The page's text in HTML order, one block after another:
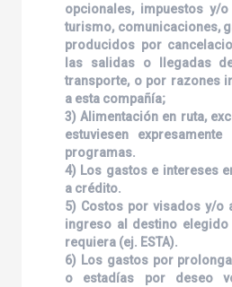
opcionales, impuestos y/
turismo, comunicaciones,
producidos por
las salidas o llegadas
transporte, o por razones
a esta compañía;
3) Alimentación en ruta,
estuviesen
programas.
4) Los gastos e intereses
a crédito.
5) Costos por visados y/o
ingreso al destino
requiera (ej. ESTA).
6) Los gastos por
o estadías por deseo